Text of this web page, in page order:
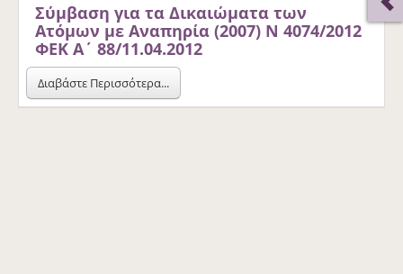
Σύμβαση για τα Δικαιώματα των
Ατόμων με Αναπηρία (2007) Ν 4074/2012
ΦΕΚ Α΄ 88/11.04.2012
Διαβάστε Περισσότερα...